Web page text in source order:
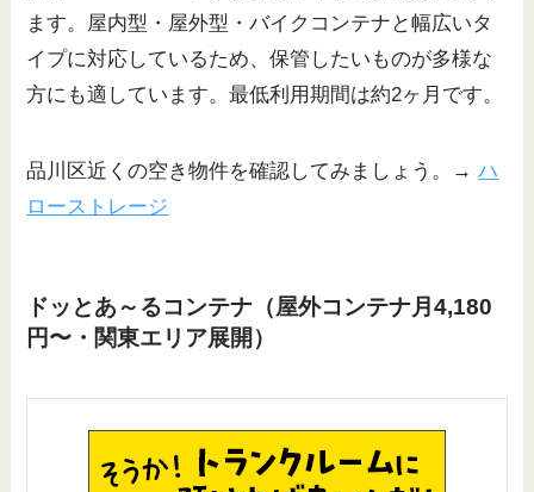
ます。屋内型・屋外型・バイクコンテナと幅広いタ
イプに対応しているため、保管したいものが多様な
方にも適しています。最低利用期間は約2ヶ月です。
品川区近くの空き物件を確認してみましょう。→ハ
ローストレージ
ドッとあ～るコンテナ（屋外コンテナ月4,180
円〜・関東エリア展開）